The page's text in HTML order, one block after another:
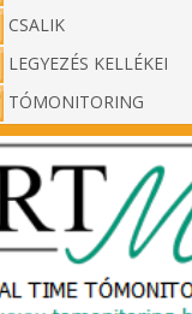
CSALIK
LEGYEZÉS KELLÉKEI
TÓMONITORING